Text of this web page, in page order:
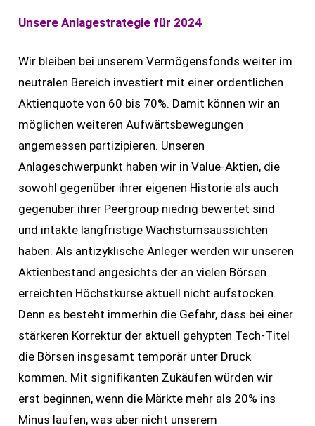
Unsere Anlagestrategie für 2024
Wir bleiben bei unserem Vermögensfonds weiter im
neutralen Bereich investiert mit einer ordentlichen
Aktienquote von 60 bis 70%. Damit können wir an
möglichen weiteren Aufwärtsbewegungen
angemessen partizipieren. Unseren
Anlageschwerpunkt haben wir in Value-Aktien, die
sowohl gegenüber ihrer eigenen Historie als auch
gegenüber ihrer Peergroup niedrig bewertet sind
und intakte langfristige Wachstumsaussichten
haben. Als antizyklische Anleger werden wir unseren
Aktienbestand angesichts der an vielen Börsen
erreichten Höchstkurse aktuell nicht aufstocken.
Denn es besteht immerhin die Gefahr, dass bei einer
stärkeren Korrektur der aktuell gehypten Tech-Titel
die Börsen insgesamt temporär unter Druck
kommen. Mit signifikanten Zukäufen würden wir
erst beginnen, wenn die Märkte mehr als 20% ins
Minus laufen, was aber nicht unserem